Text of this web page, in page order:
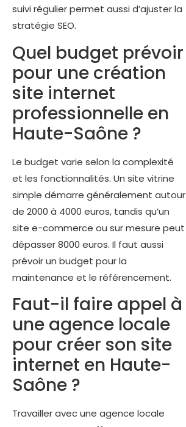
suivi régulier permet aussi d’ajuster la
stratégie SEO.
Quel budget prévoir
pour une création
site internet
professionnelle en
Haute-Saône ?
Le budget varie selon la complexité
et les fonctionnalités. Un site vitrine
simple démarre généralement autour
de 2000 à 4000 euros, tandis qu’un
site e-commerce ou sur mesure peut
dépasser 8000 euros. Il faut aussi
prévoir un budget pour la
maintenance et le référencement.
Faut-il faire appel à
une agence locale
pour créer son site
internet en Haute-
Saône ?
Travailler avec une agence locale